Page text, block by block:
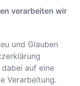
verarbeiten wir
und Glauben
auf eine
Verarbeitung.